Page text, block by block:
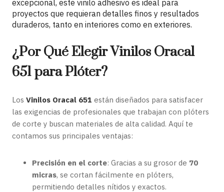
excepcional, este vinilo adhesivo es ideal para
proyectos que requieran detalles finos y resultados
duraderos, tanto en interiores como en exteriores.
¿Por Qué Elegir Vinilos Oracal
651 para Plóter?
Los Vinilos Oracal 651 están diseñados para satisfacer
las exigencias de profesionales que trabajan con plóters
de corte y buscan materiales de alta calidad. Aquí te
contamos sus principales ventajas:
Precisión en el corte: Gracias a su grosor de 70
micras, se cortan fácilmente en plóters,
permitiendo detalles nítidos y exactos.